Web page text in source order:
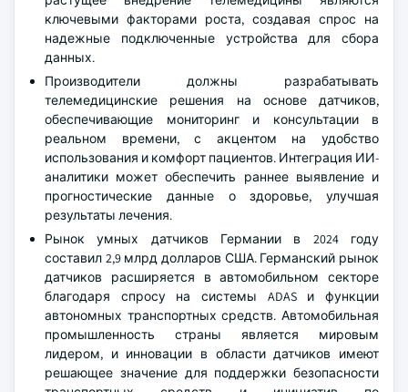
ключевыми факторами роста, создавая спрос на
надежные подключенные устройства для сбора
данных.
Производители должны разрабатывать
телемедицинские решения на основе датчиков,
обеспечивающие мониторинг и консультации в
реальном времени, с акцентом на удобство
использования и комфорт пациентов. Интеграция ИИ-
аналитики может обеспечить раннее выявление и
прогностические данные о здоровье, улучшая
результаты лечения.
Рынок умных датчиков Германии в 2024 году
составил 2,9 млрд долларов США. Германский рынок
датчиков расширяется в автомобильном секторе
благодаря спросу на системы ADAS и функции
автономных транспортных средств. Автомобильная
промышленность страны является мировым
лидером, и инновации в области датчиков имеют
решающее значение для поддержки безопасности